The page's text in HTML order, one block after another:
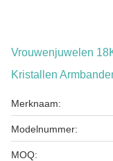
Vrouwenjuwelen
Kristallen
Merknaam:
Modelnummer:
MOQ: